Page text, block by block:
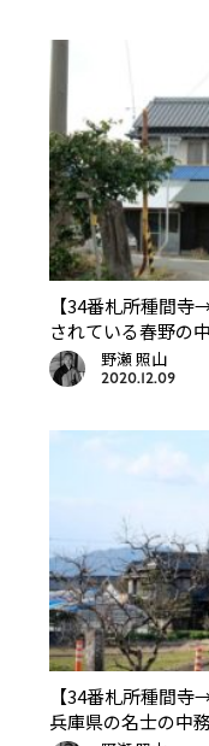
【34番札所種間
されている春野の
野瀬 照山
2020.12.09
【34番札所種間
兵庫県の名士の中